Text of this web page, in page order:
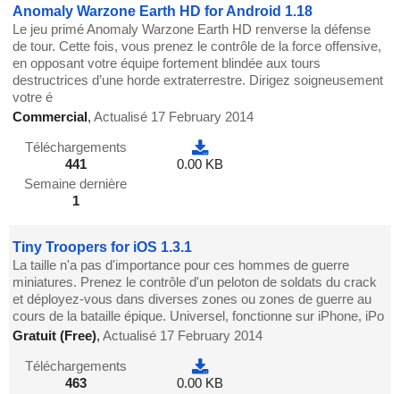
Anomaly Warzone Earth HD for Android 1.18
Le jeu primé Anomaly Warzone Earth HD renverse la défense
de tour. Cette fois, vous prenez le contrôle de la force offensive,
en opposant votre équipe fortement blindée aux tours
destructrices d’une horde extraterrestre. Dirigez soigneusement
votre é
Commercial,Actualisé 17 February 2014
Téléchargements
441
Semaine dernière
1
0.00 KB
Tiny Troopers for iOS 1.3.1
La taille n'a pas d'importance pour ces hommes de guerre
miniatures. Prenez le contrôle d'un peloton de soldats du crack
et déployez-vous dans diverses zones ou zones de guerre au
cours de la bataille épique. Universel, fonctionne sur iPhone, iPo
Gratuit (Free),Actualisé 17 February 2014
Téléchargements
463
0.00 KB